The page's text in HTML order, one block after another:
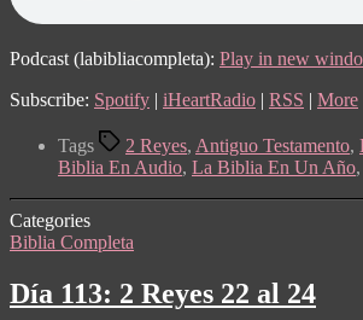
Podcast (labibliacompleta): Play in new
Subscribe: Spotify | iHeartRadio | RSS | More
Tags 2 Reyes, Antiguo Testamento,
Biblia En Audio, La Biblia En Un Año,
Categories
Biblia Completa
Día 113: 2 Reyes 22 al 24